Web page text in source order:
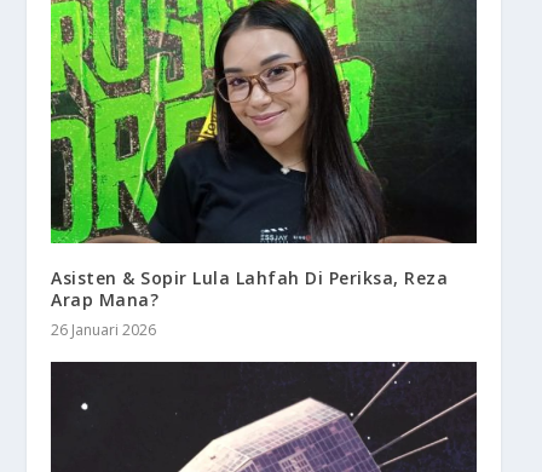
Asisten & Sopir Lula Lahfah Di Periksa, Reza
Arap Mana?
26 Januari 2026